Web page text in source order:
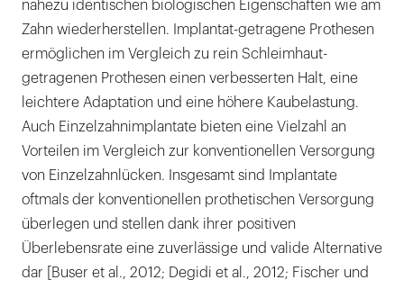
nahezu identischen biologischen Eigenschaften wie am
Zahn wiederherstellen. Implantat-getragene Prothesen
ermöglichen im Vergleich zu rein Schleimhaut-
getragenen Prothesen einen verbesserten Halt, eine
leichtere Adaptation und eine höhere Kaubelastung.
Auch Einzelzahnimplantate bieten eine Vielzahl an
Vorteilen im Vergleich zur konventionellen Versorgung
von Einzelzahnlücken. Insgesamt sind Implantate
oftmals der konventionellen prothetischen Versorgung
überlegen und stellen dank ihrer positiven
Überlebensrate eine zuverlässige und valide Alternative
dar [Buser et al., 2012; Degidi et al., 2012; Fischer und